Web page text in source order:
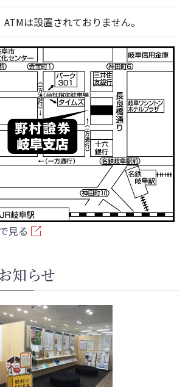
ATMは設置されておりません。
見る
知らせ